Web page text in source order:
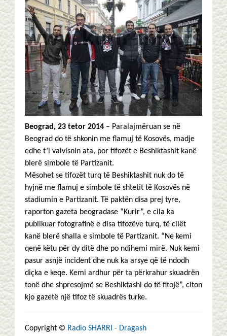
Beograd, 23 tetor 2014 – Paralajmëruan se në
Beograd do të shkonin me flamuj të Kosovës, madje
edhe t’i valvisnin ata, por tifozët e Beshiktashit kanë
blerë simbole të Partizanit.
Mësohet se tifozët turq të Beshiktashit nuk do të
hyjnë me flamuj e simbole të shtetit të Kosovës në
stadiumin e Partizanit. Të paktën disa prej tyre,
raporton gazeta beogradase “Kurir”, e cila ka
publikuar fotografinë e disa tifozëve turq, të cilët
kanë blerë shalla e simbole të Partizanit. “Ne kemi
qenë këtu për dy ditë dhe po ndihemi mirë. Nuk kemi
pasur asnjë incident dhe nuk ka arsye që të ndodh
diçka e keqe. Kemi ardhur për ta përkrahur skuadrën
tonë dhe shpresojmë se Beshiktashi do të fitojë”, citon
kjo gazetë një tifoz të skuadrës turke.
Copyright © Radio SHARRI - Dragash